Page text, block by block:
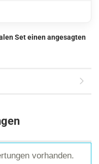
Set einen angesagten
vorhanden.